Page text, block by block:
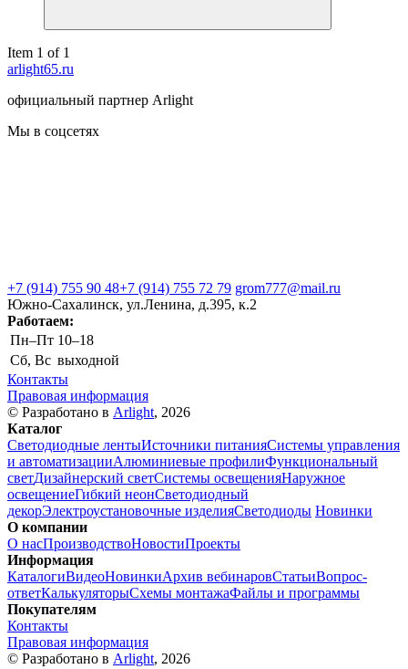
Item 1 of 1
arlight65.ru
официальный партнер Arlight
Мы в соцсетях
+7 (914) 755 90 48+7 (914) 755 72 79 grom777@mail.ru
Южно-Сахалинск, ул.Ленина, д.395, к.2
Работаем:
Пн–Пт 10–18
Сб, Вс выходной
Контакты
Правовая информация
© Разработано в Arlight, 2026
Каталог
Светодиодные лентыИсточники питанияСистемы управления
и автоматизацииАлюминиевые профилиФункциональный
светДизайнерский светСистемы освещенияНаружное
освещениеГибкий неонСветодиодный
декорЭлектроустановочные изделияСветодиоды Новинки
О компании
О насПроизводствоНовостиПроекты
Информация
КаталогиВидеоНовинкиАрхив вебинаровСтатьиВопрос-
ответКалькуляторыСхемы монтажаФайлы и программы
Покупателям
Контакты
Правовая информация
© Разработано в Arlight, 2026